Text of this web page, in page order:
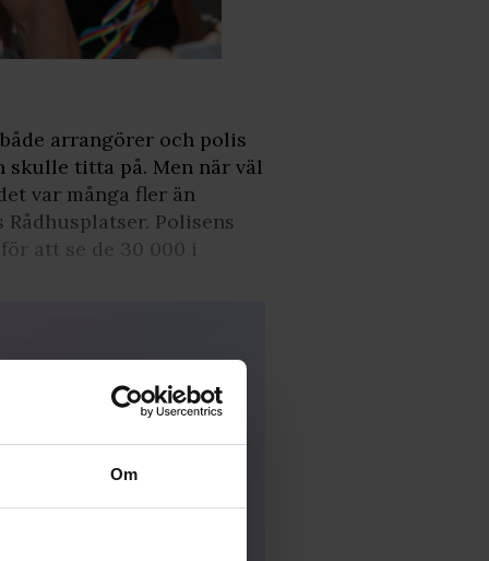
Om
arrangörer och polis
skulle titta på. Men när väl
var många fler än
Polisens
att se de 30 000 i